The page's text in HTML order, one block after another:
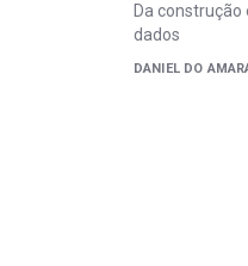
Da
dados
DANIEL DO